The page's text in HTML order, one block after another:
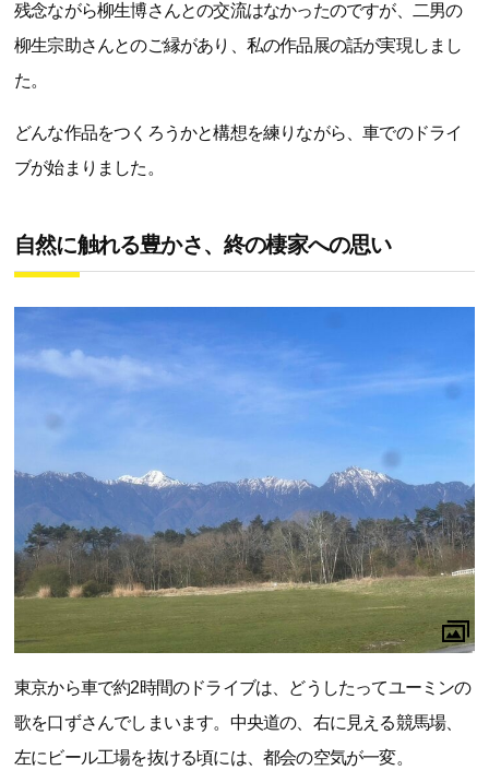
残念ながら柳生博さんとの交流はなかったのですが、二男の
柳生宗助さんとのご縁があり、私の作品展の話が実現しまし
た。
どんな作品をつくろうかと構想を練りながら、車でのドライ
ブが始まりました。
自然に触れる豊かさ、終の棲家への思い
東京から車で約2時間のドライブは、どうしたってユーミンの
歌を口ずさんでしまいます。中央道の、右に見える競馬場、
左にビール工場を抜ける頃には、都会の空気が一変。